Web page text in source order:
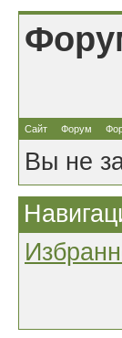
Сайт Форум
Вы не